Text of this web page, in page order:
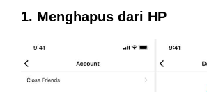
1. Menghapus dari HP